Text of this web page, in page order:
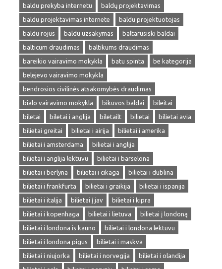
baldu prekyba internetu
baldų projektavimas
baldu projektavimas internete
baldu projektuotojas
baldu rojus
baldu uzsakymas
baltarusiski baldai
balticum draudimas
baltikums draudimas
bareikio vairavimo mokykla
batu spinta
be kategorija
belejevo vairavimo mokykla
bendrosios civilinės atsakomybės draudimas
bialo vairavimo mokykla
bikuvos baldai
bileitai
biletai
biletai i anglija biletailt bilietai
bilietai avia
bilietai greitai
bilietai i airija
bilietai i amerika
bilietai i amsterdama
bilietai i anglija
bilietai i anglija lektuvu
bilietai i barselona
bilietai i berlyna
bilietai i cikaga
bilietai i dublina
bilietai i frankfurta
bilietai i graikija
bilietai i ispanija
bilietai i italija
bilietai į jav
bilietai i kipra
bilietai i kopenhaga
bilietai i lietuva
bilietai į londoną
bilietai i londona is kauno
bilietai i londona lektuvu
bilietai i londona pigus
bilietai i maskva
bilietai i niujorka
bilietai i norvegija
bilietai i olandija